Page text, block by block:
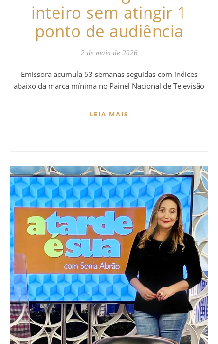
inteiro sem atingir 1
ponto de audiência
2 de maio de 2026
Emissora acumula 53 semanas seguidas com índices
abaixo da marca mínima no Painel Nacional de Televisão
LEIA MAIS